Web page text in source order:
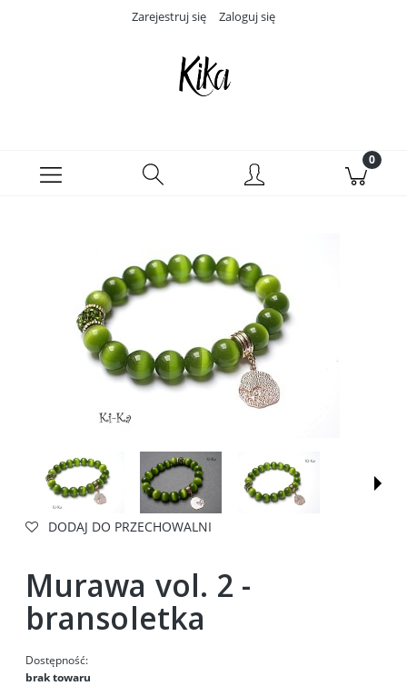
Zarejestruj się Zaloguj się
DODAJ DO PRZECHOWALNI
Murawa vol. 2 -
bransoletka
Dostępność:
brak towaru